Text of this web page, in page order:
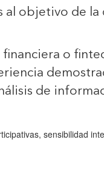
al objetivo de la
financiera o
de
sensibilidad